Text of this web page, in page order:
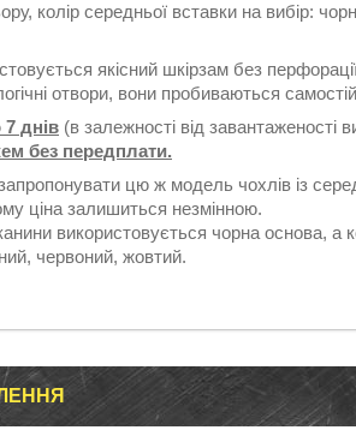
колір середньої вставки на вибір:
якісний шкірзам без
отвори, вони пробиваються
днів (в залежності від завантаженості
без передплати.
цю ж модель чохлів із
ціна залишиться незмінною.
використовується чорна основа, а
червоний, жовтий.